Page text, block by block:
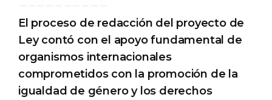
El proceso de redacción del proyecto de
Ley contó con el apoyo fundamental de
organismos internacionales
comprometidos con la promoción de la
igualdad de género y los derechos